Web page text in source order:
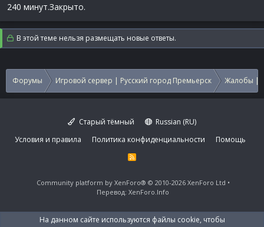
240 минут.Закрыто.
В этой теме нельзя размещать новые ответы.
Форумы Игровой сервер | Русский город Премьерск Жалобы |
Старый тёмный
Russian (RU)
Условия и правила
Политика конфиденциальности Помощь
R
Community platform by XenForo® © 2010-2026 XenForo Ltd
Перевод: XenForo.Info
На данном сайте используются файлы cookie, чтобы